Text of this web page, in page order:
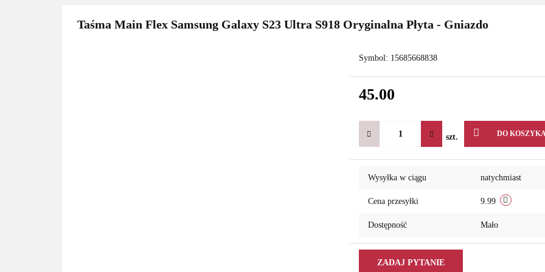
Taśma Main Flex Samsung Galaxy S23 Ultra S918 Oryginalna Płyta - Gniazdo
Symbol: 15685668838
45.00
szt. DO
Wysyłka w ciągu natychmiast
Cena przesyłki 9.99
Dostępność Mało
ZADAJ PYTANIE